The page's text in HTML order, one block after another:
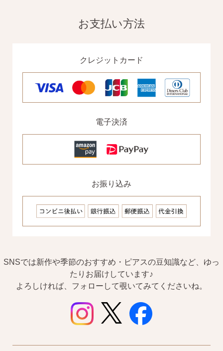
お支払い方法
クレジットカード
電子決済
お振り込み
SNSでは新作や季節のおすすめ・ピアスの豆知識など、ゆっ
たりお届けしています♪
よろしければ、フォローして覗いてみてくださいね。